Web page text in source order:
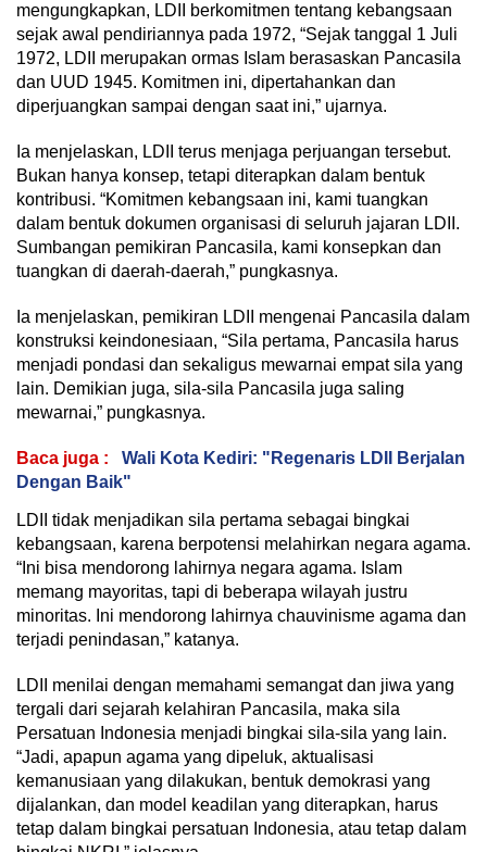
mengungkapkan, LDII berkomitmen tentang kebangsaan
sejak awal pendiriannya pada 1972, “Sejak tanggal 1 Juli
1972, LDII merupakan ormas Islam berasaskan Pancasila
dan UUD 1945. Komitmen ini, dipertahankan dan
diperjuangkan sampai dengan saat ini,” ujarnya.
Ia menjelaskan, LDII terus menjaga perjuangan tersebut.
Bukan hanya konsep, tetapi diterapkan dalam bentuk
kontribusi. “Komitmen kebangsaan ini, kami tuangkan
dalam bentuk dokumen organisasi di seluruh jajaran LDII.
Sumbangan pemikiran Pancasila, kami konsepkan dan
tuangkan di daerah-daerah,” pungkasnya.
Ia menjelaskan, pemikiran LDII mengenai Pancasila dalam
konstruksi keindonesiaan, “Sila pertama, Pancasila harus
menjadi pondasi dan sekaligus mewarnai empat sila yang
lain. Demikian juga, sila-sila Pancasila juga saling
mewarnai,” pungkasnya.
Baca juga :
Wali Kota Kediri: "Regenaris LDII Berjalan
Dengan Baik"
LDII tidak menjadikan sila pertama sebagai bingkai
kebangsaan, karena berpotensi melahirkan negara agama.
“Ini bisa mendorong lahirnya negara agama. Islam
memang mayoritas, tapi di beberapa wilayah justru
minoritas. Ini mendorong lahirnya chauvinisme agama dan
terjadi penindasan,” katanya.
LDII menilai dengan memahami semangat dan jiwa yang
tergali dari sejarah kelahiran Pancasila, maka sila
Persatuan Indonesia menjadi bingkai sila-sila yang lain.
“Jadi, apapun agama yang dipeluk, aktualisasi
kemanusiaan yang dilakukan, bentuk demokrasi yang
dijalankan, dan model keadilan yang diterapkan, harus
tetap dalam bingkai persatuan Indonesia, atau tetap dalam